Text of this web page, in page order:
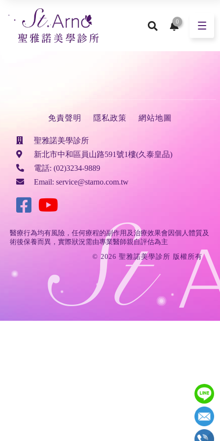
0
聖雅諾美學診所
新北市中和區員山路591號1樓(久泰皇品)
電話: (02)3234-9889
Email: service@starno.com.tw
免責聲明 隱私政策 網站地圖
醫療行為均有風險，任何療程的副作用及治療效果會因個人體質及
術後保養而異，實際狀況需由專業醫師親自評估為主
© 2026 聖雅諾美學診所 版權所有